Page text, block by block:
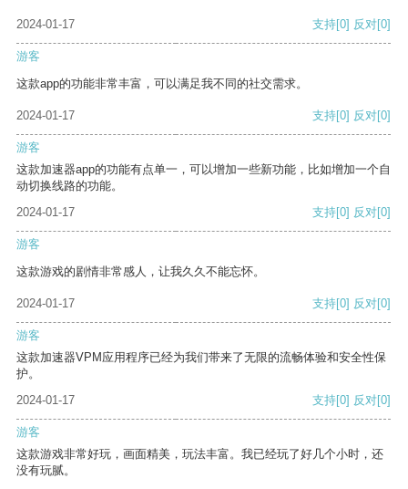
2024-01-17 支持[0] 反对[0]
游客
这款app的功能非常丰富，可以满足我不同的社交需求。
2024-01-17 支持[0] 反对[0]
游客
这款加速器app的功能有点单一，可以增加一些新功能，比如增加一个自
动切换线路的功能。
2024-01-17
支持[0] 反对[0]
游客
这款游戏的剧情非常感人，让我久久不能忘怀。
2024-01-17 支持[0] 反对[0]
游客
这款加速器VPM应用程序已经为我们带来了无限的流畅体验和安全性保
护。
2024-01-17
支持[0] 反对[0]
游客
这款游戏非常好玩，画面精美，玩法丰富。我已经玩了好几个小时，还
没有玩腻。